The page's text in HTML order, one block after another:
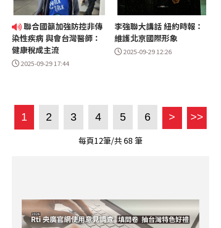
聯合國籲加強防控非傳
染性疾病 與會台灣醫師：
健康稅成主流
2025-09-29 17:44
李強聯大講話 紐約時報：
維護北京國際形象
2025-09-29 12:26
1 2 3 4 5 6 > >>
每頁12筆/共68 筆